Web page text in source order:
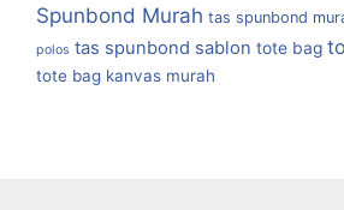
Spunbond Murah tas spunbond
polos tas spunbond sablon tote bag
tote bag kanvas murah